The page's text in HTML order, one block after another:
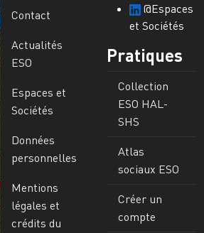
Contact
Actualités
ESO
Espaces et
Sociétés
Données
personnelles
Mentions
légales et
crédits du
@Espaces
et Sociétés
Pratiques
Collection
ESO HAL-
SHS
Atlas
sociaux ESO
Créer un
compte